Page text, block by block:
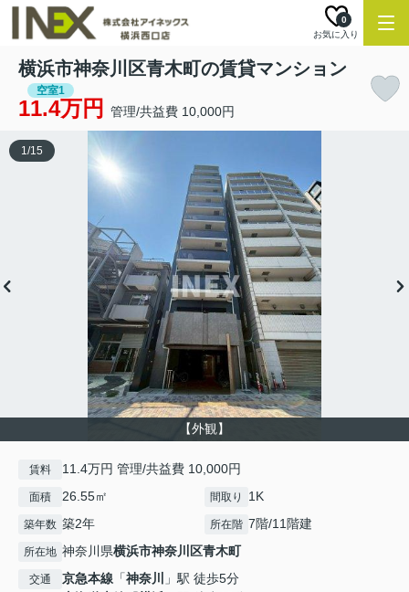
お気に入り
0
横浜市神奈川区青木町の賃貸マンション
空室1
11.4万円 管理/共益費 10,000円
【外観】
1/15
賃料 11.4万円 管理/共益費 10,000円
面積 26.55㎡ 間取り 1K
築年数 築2年 所在階 7階/11階建
所在地 神奈川県横浜市神奈川区青木町
交通 京急本線 「神奈川
」駅 徒歩5分